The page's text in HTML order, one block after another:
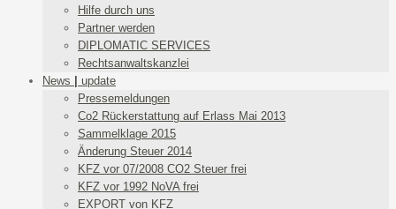
Hilfe durch uns
Partner werden
DIPLOMATIC SERVICES
Rechtsanwaltskanzlei
News
update
Pressemeldungen
Co2 Rückerstattung auf Erlass Mai 2013
Sammelklage 2015
Änderung Steuer 2014
KFZ vor 07/2008 CO2 Steuer frei
KFZ vor 1992 NoVA frei
EXPORT von KFZ